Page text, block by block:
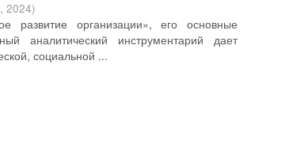
,2024)
развитие организации», его основные
аналитический инструментарий дает
социальной ...